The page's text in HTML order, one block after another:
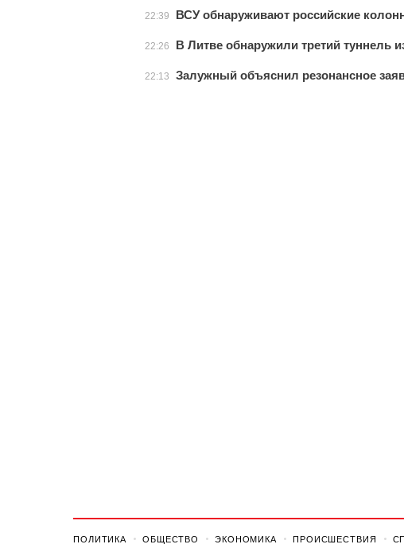
22:39 ВСУ обнаруживают российские
22:26 В Литве обнаружили третий туннель
22:13 Залужный объяснил резонансное
ПОЛИТИКА ОБЩЕСТВО ЭКОНОМИКА ПРОИСШЕСТВИЯ